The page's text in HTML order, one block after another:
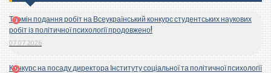
Термін подання робіт на Всеукраїнський конкурс студентських наукових
робіт із політичної психології продовжено!
07.07.2026
Конкурс на посаду директора Інституту соціальної та політичної психології